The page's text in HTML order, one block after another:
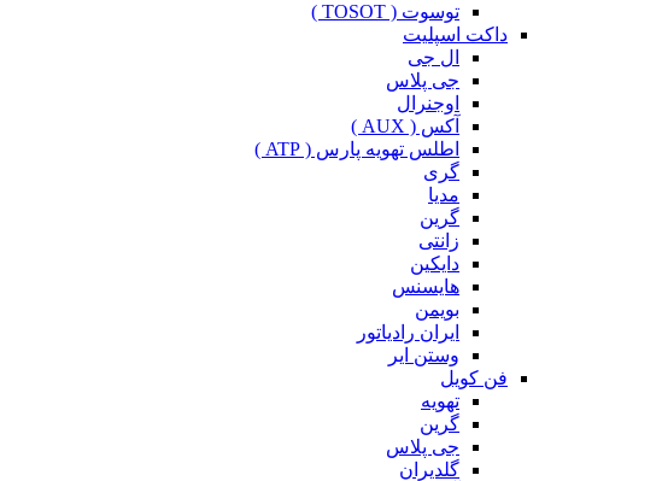
توسوت ( TOSOT )
داکت اسپلیت
ال جی
جی پلاس
اوجنرال
آکس ( AUX )
اطلس تهویه پارس ( ATP )
گری
مدیا
گرین
زانتی
دایکین
هایسنس
بویمن
ایران رادیاتور
وستن ایر
فن کویل
تهویه
گرین
جی پلاس
گلدیران